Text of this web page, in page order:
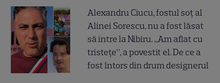
Alexandru Ciucu, fostul soț al
Alinei Sorescu, nu a fost lăsat
să intre la Nibiru. „Am aflat cu
tristețe”, a povestit el. De ce a
fost întors din drum designerul